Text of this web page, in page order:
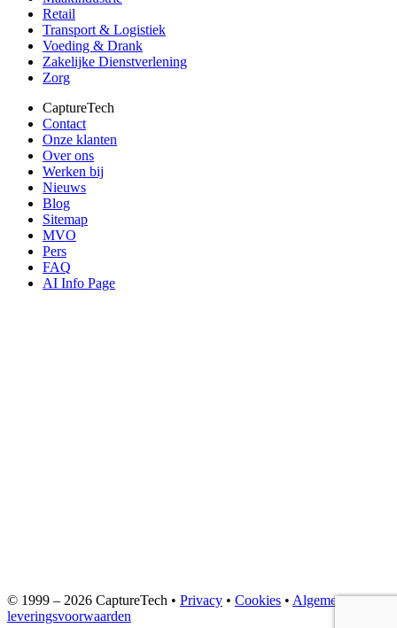
Retail
Transport & Logistiek
Voeding & Drank
Zakelijke Dienstverlening
Zorg
CaptureTech
Contact
Onze klanten
Over ons
Werken bij
Nieuws
Blog
Sitemap
MVO
Pers
FAQ
AI Info Page
© 1999 – 2026 CaptureTech • Privacy • Cookies • Algemene
leveringsvoorwaarden